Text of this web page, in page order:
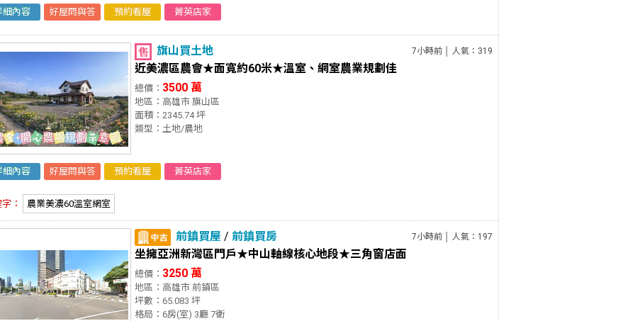
細內容 好屋問與答 預約看屋 菁英店家
旗山買土地 7小時前 │ 人氣：319
近美濃區農會★面寬約60米★溫室、網室農業規劃佳
總價： 3500 萬
地區：高雄市 旗山區
面積：2345.74 坪
類型：土地/農地
細內容 好屋問與答 預約看屋 菁英店家
： 農業美濃60溫室網室
前鎮買屋 / 前鎮買房 7小時前 │ 人氣：197
坐擁亞洲新灣區門戶★中山軸線核心地段★三角窗店面
總價： 3250 萬
地區：高雄市 前鎮區
坪數：65.083 坪
格局：6房(室) 3廳 7衛